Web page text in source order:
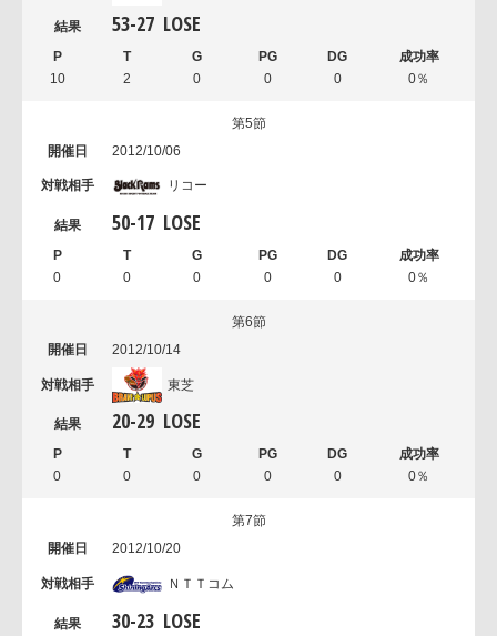
53-27 LOSE
10 2 0 0 0 0％
第5節
2012/10/06
リコー
50-17 LOSE
0 0 0 0 0 0％
第6節
2012/10/14
東芝
20-29 LOSE
0 0 0 0 0 0％
第7節
2012/10/20
ＮＴＴコム
30-23 LOSE